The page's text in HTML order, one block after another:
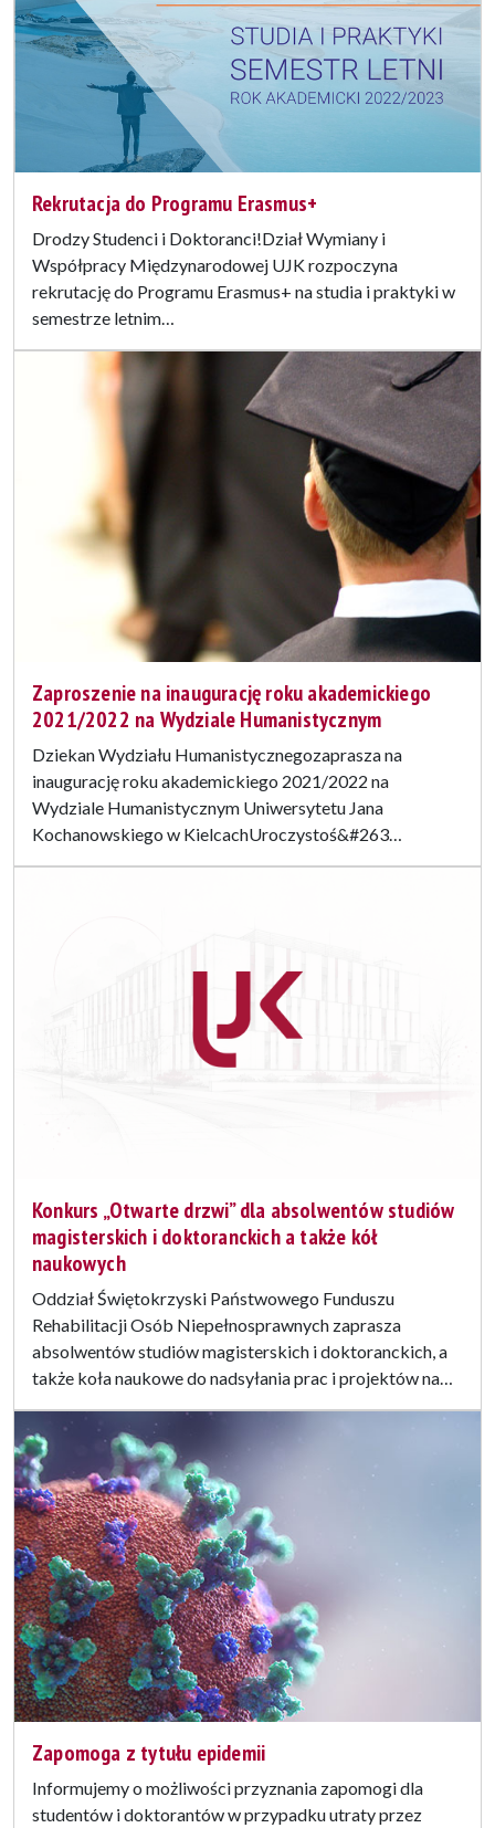
Rekrutacja do Programu Erasmus+
Drodzy Studenci i Doktoranci!Dział Wymiany i
Współpracy Międzynarodowej UJK rozpoczyna
rekrutację do Programu Erasmus+ na studia i praktyki w
semestrze letnim…
Zaproszenie na inaugurację roku akademickiego
2021/2022 na Wydziale Humanistycznym
Dziekan Wydziału Humanistycznegozaprasza na
inaugurację roku akademickiego 2021/2022 na
Wydziale Humanistycznym Uniwersytetu Jana
Kochanowskiego w KielcachUroczystoś&#263…
Konkurs „Otwarte drzwi” dla absolwentów studiów
magisterskich i doktoranckich a także kół
naukowych
Oddział Świętokrzyski Państwowego Funduszu
Rehabilitacji Osób Niepełnosprawnych zaprasza
absolwentów studiów magisterskich i doktoranckich, a
także koła naukowe do nadsyłania prac i projektów na…
Zapomoga z tytułu epidemii
Informujemy o możliwości przyznania zapomogi dla
studentów i doktorantów w przypadku utraty przez